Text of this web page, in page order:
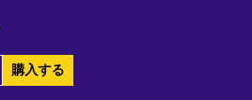
購入する